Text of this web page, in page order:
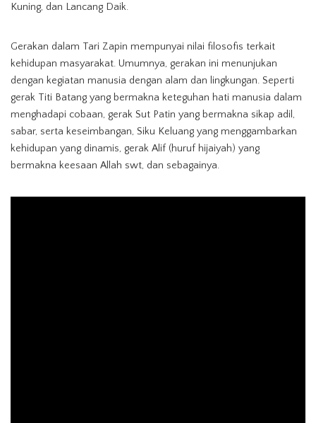
Kuning, dan Lancang Daik.
Gerakan dalam Tari Zapin mempunyai nilai filosofis terkait
kehidupan masyarakat. Umumnya, gerakan ini menunjukan
dengan kegiatan manusia dengan alam dan lingkungan. Seperti
gerak Titi Batang yang bermakna keteguhan hati manusia dalam
menghadapi cobaan, gerak Sut Patin yang bermakna sikap adil,
sabar, serta keseimbangan, Siku Keluang yang menggambarkan
kehidupan yang dinamis, gerak Alif (huruf hijaiyah) yang
bermakna keesaan Allah swt, dan sebagainya.